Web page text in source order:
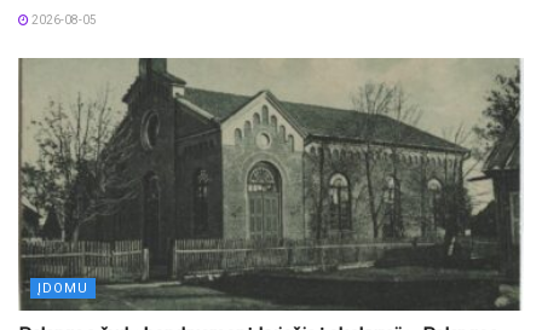
2026-08-05
ĮDOMU